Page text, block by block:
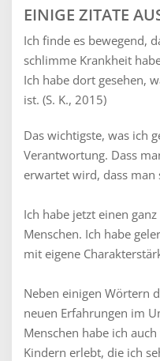
EINIGE ZITATE
Ich finde es bewegend,
schlimme Krankheit
Ich habe dort gesehen,
ist. (S. K., 2015)
Das wichtigste, was ich
Verantwortung. Dass
erwartet wird, dass man
Ich habe jetzt einen
Menschen. Ich habe
mit eigene
Neben einigen Wörtern
neuen Erfahrungen im
Menschen habe ich
Kindern erlebt, die ich